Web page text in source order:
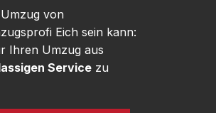
von
Eich sein kann:
Ihren Umzug aus
Service zu